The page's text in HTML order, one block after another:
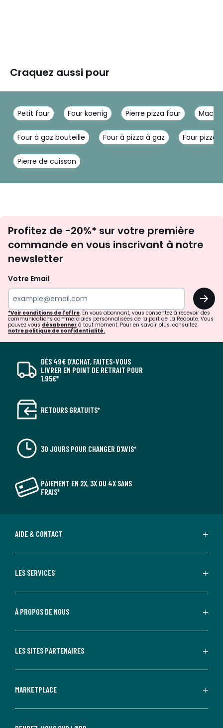
Craquez aussi pour
Petit four Four koenig Pierre pizza four
Four à gaz bouteille Four à pizza à gaz Four pizza
Pierre de cuisson
newsletter
Profitez de -20%* sur votre première
commande en vous inscrivant à notre
newsletter
Votre Email
OK
*Voir conditions de l'offre. En vous abonnant, vous consentez à recevoir des
communications commerciales personnalisées de la part de La Redoute. Vous
pouvez vous désabonner à tout moment. Pour en savoir plus, consultez
notre politique de confidentialité.
DÈS 49€ D’ACHAT, FAITES-VOUS
LIVRER EN POINT DE RETRAIT POUR
1,95€*
RETOURS GRATUITS*
30 JOURS POUR CHANGER D'AVIS*
PAIEMENT EN 2X, 3X OU 4X SANS
FRAIS*
AIDE & CONTACT
LES SERVICES
À PROPOS DE NOUS
LES SITES PARTENAIRES
MARKETPLACE